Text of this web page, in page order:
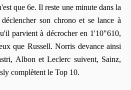
que 6e. Il reste une minute dans la
son chrono et se lance à
parvient à décrocher en 1'10"610,
que Russell. Norris devance ainsi
Albon et Leclerc suivent, Sainz,
complètent le Top 10.